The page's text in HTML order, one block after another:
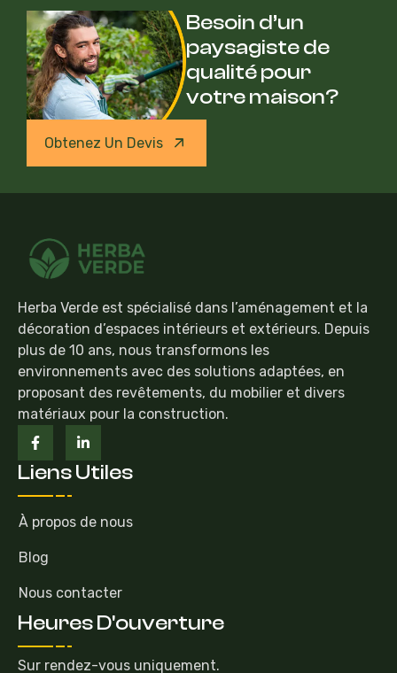
Besoin d’un
paysagiste de
qualité pour
votre maison?
Obtenez Un Devis
Herba Verde est spécialisé dans l’aménagement et la
décoration d’espaces intérieurs et extérieurs. Depuis
plus de 10 ans, nous transformons les
environnements avec des solutions adaptées, en
proposant des revêtements, du mobilier et divers
matériaux pour la construction.
Liens Utiles
À propos de nous
Blog
Nous contacter
Heures D'ouverture
Sur rendez-vous uniquement.